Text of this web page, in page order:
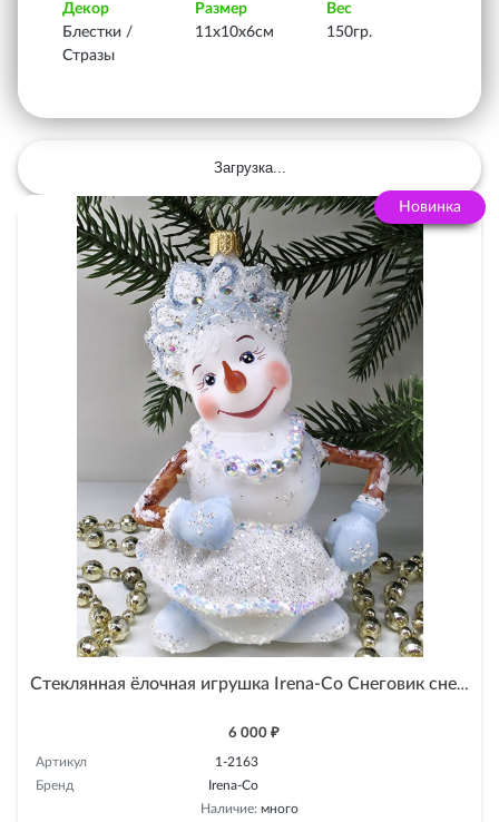
Декор
Блестки /
Стразы
Размер
11х10х6см
Вес
150гр.
Загрузка...
Новинка
Стеклянная ёлочная игрушка Irena-Co Снеговик снежинка
6 000 ₽
Артикул
1-2163
Бренд
Irena-Co
Наличие: много